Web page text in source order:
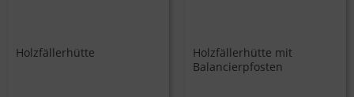
Holzfällerhütte
Holzfällerhütte mit
Balancierpfosten